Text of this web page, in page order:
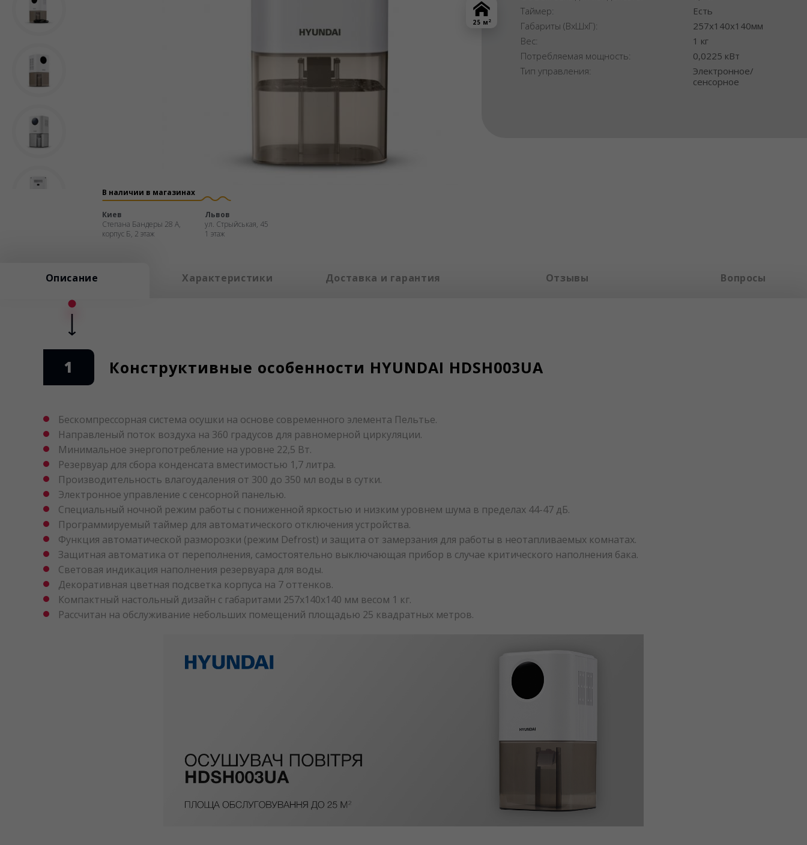
25 м 2
Таймер:
Есть
Габариты (ВхШхГ):
257x140x140мм
Вес:
1 кг
Потребляемая мощность:
0,0225 кВт
Тип управления:
Электронное/
сенсорное
В наличии в магазинах
Киев
Степана Бандеры 28 А,
корпус Б, 2 этаж
Львов
ул. Стрыйськая, 45
1 этаж
Описание Характеристики Доставка и гарантия Отзывы Вопросы
1 Конструктивные особенности HYUNDAI HDSH003UA
Бескомпрессорная система осушки на основе современного элемента Пельтье.
Направленый поток воздуха на 360 градусов для равномерной циркуляции.
Минимальное энергопотребление на уровне 22,5 Вт.
Резервуар для сбора конденсата вместимостью 1,7 литра.
Производительность влагоудаления от 300 до 350 мл воды в сутки.
Электронное управление с сенсорной панелью.
Специальный ночной режим работы с пониженной яркостью и низким уровнем шума в пределах 44-47 дБ.
Программируемый таймер для автоматического отключения устройства.
Функция автоматической разморозки (режим Defrost) и защита от замерзания для работы в неотапливаемых комнатах.
Защитная автоматика от переполнения, самостоятельно выключающая прибор в случае критического наполнения бака.
Световая индикация наполнения резервуара для воды.
Декоративная цветная подсветка корпуса на 7 оттенков.
Компактный настольный дизайн с габаритами 257х140х140 мм весом 1 кг.
Рассчитан на обслуживание небольших помещений площадью 25 квадратных метров.